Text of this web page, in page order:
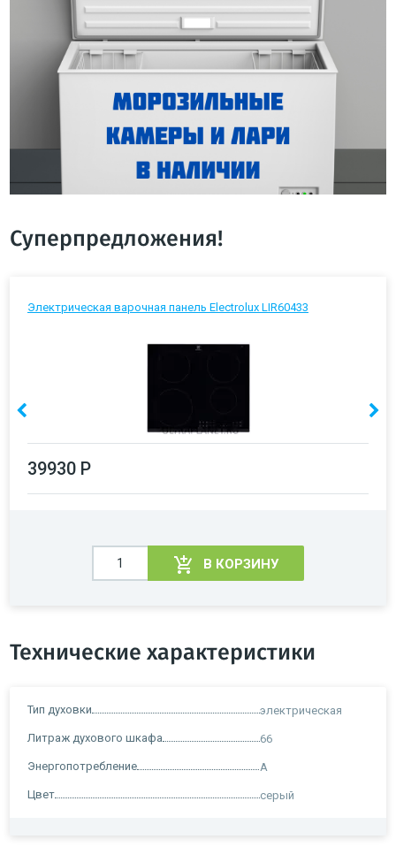
Суперпредложения!
Электрическая варочная панель Electrolux LIR60433
39930 Р
В КОРЗИНУ
Технические характеристики
Тип духовки электрическая
Литраж духового шкафа 66
Энергопотребление A
Цвет серый